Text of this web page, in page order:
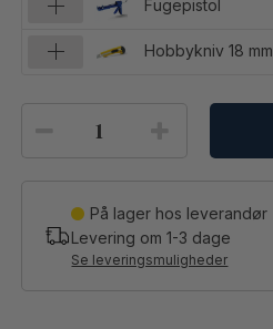
Fugepistol
Hobbykniv 18 mm
På lager hos leverandør
Levering om1-3 dage
Se leveringsmuligheder